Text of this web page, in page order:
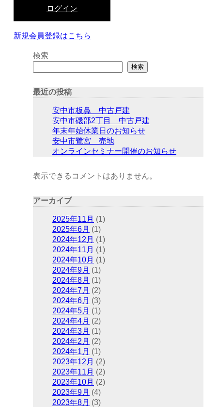
ログイン
新規会員登録はこちら
検索
検索
最近の投稿
安中市板鼻 中古戸建
安中市磯部2丁目 中古戸建
年末年始休業日のお知らせ
安中市鷺宮 売地
オンラインセミナー開催のお知らせ
表示できるコメントはありません。
アーカイブ
2025年11月 (1)
2025年6月 (1)
2024年12月 (1)
2024年11月 (1)
2024年10月 (1)
2024年9月 (1)
2024年8月 (1)
2024年7月 (2)
2024年6月 (3)
2024年5月 (1)
2024年4月 (2)
2024年3月 (1)
2024年2月 (2)
2024年1月 (1)
2023年12月 (2)
2023年11月 (2)
2023年10月 (2)
2023年9月 (4)
2023年8月 (3)